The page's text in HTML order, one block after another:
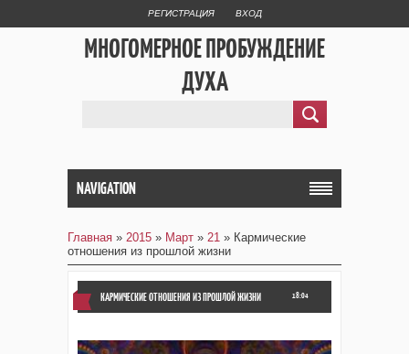
РЕГИСТРАЦИЯ ВХОД
МНОГОМЕРНОЕ ПРОБУЖДЕНИЕ
ДУХА
NAVIGATION
Главная » 2015 » Март » 21 » Кармические
отношения из прошлой жизни
18:04
КАРМИЧЕСКИЕ ОТНОШЕНИЯ ИЗ ПРОШЛОЙ ЖИЗНИ